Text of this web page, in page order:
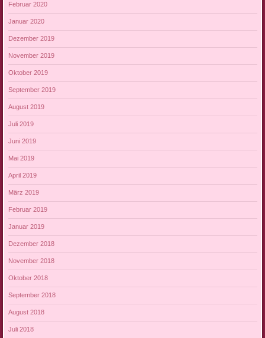
Februar 2020
Januar 2020
Dezember 2019
November 2019
Oktober 2019
September 2019
August 2019
Juli 2019
Juni 2019
Mai 2019
April 2019
März 2019
Februar 2019
Januar 2019
Dezember 2018
November 2018
Oktober 2018
September 2018
August 2018
Juli 2018